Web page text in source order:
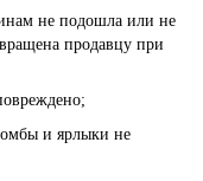
не подошла или не
продавцу при
и ярлыки не